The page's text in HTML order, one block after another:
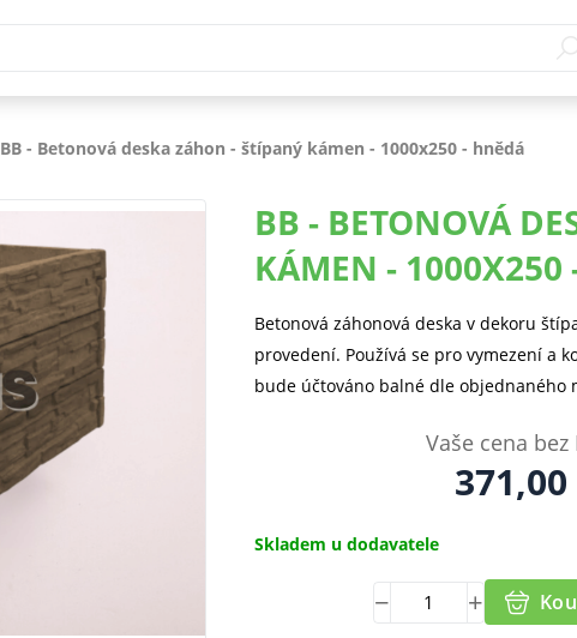
BB - Betonová deska záhon - štípaný kámen - 1000x250 - hnědá
BB - BETONOVÁ
KÁMEN - 1000X250
Betonová záhonová deska v dekoru
provedení. Používá se pro vymezení a
bude účtováno balné dle objednaného
Vaše cena bez
371,00
Skladem u dodavatele